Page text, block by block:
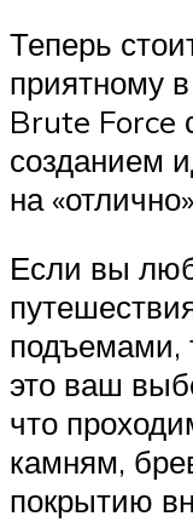
Теперь
приятному
Brute Force
созданием
на
Если вы
подъемами,
это ваш
что
камням,
покрытию